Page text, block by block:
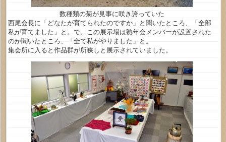
数種類の菊が見事に咲き誇っていた
西尾会長に「どなたが育てられたのですか」と聞いたところ、「全部
私が育てました」と。で、この展示場は熟年会メンバーが設置された
のか聞いたところ、「全て私がやりました」と。
集会所に入ると作品群が所狭しと展示されていました。